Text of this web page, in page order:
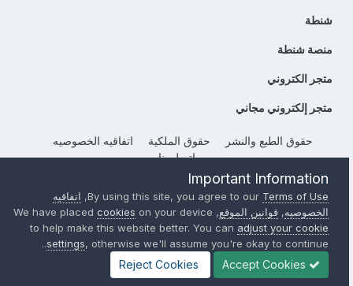
شنطة
منصة شنطة
متجر الكتروني
متجر إلكتروني مجاني
حقوق الطبع والنشر حقوق الملكية
اتفاقيه الخصوصيه
إتصل بنا
Powered by Invision CommunityImportant Information
By using this site, you agree to ourTerms of Use
, اتفاقيه
الخصوصيه, قوانين الموقع, We have placed
cookies on your device
to help make this website better. You canadjust your cookie
settings , otherwise we'll assume you're okay to continue..
Accept Cookies